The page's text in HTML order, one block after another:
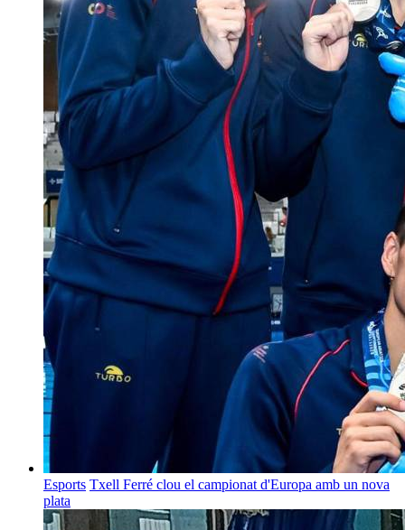
Esports Txell Ferré clou el campionat d'Europa amb un nova
plata